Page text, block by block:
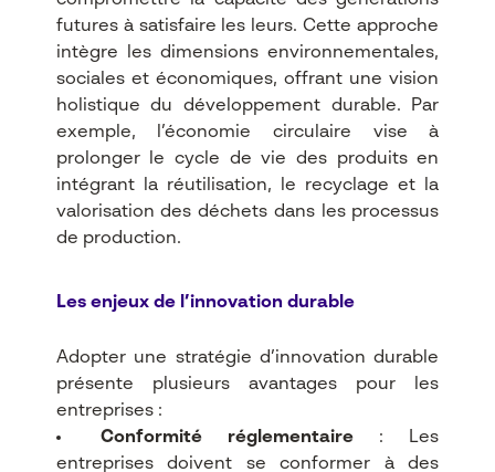
futures à satisfaire les leurs. Cette approche
intègre les dimensions environnementales,
sociales et économiques, offrant une vision
holistique du développement durable. Par
exemple, l’économie circulaire vise à
prolonger le cycle de vie des produits en
intégrant la réutilisation, le recyclage et la
valorisation des déchets dans les processus
de production.
Les enjeux de l’innovation durable
Adopter une stratégie d’innovation durable
présente plusieurs avantages pour les
entreprises :
Conformité réglementaire : Les
entreprises doivent se conformer à des